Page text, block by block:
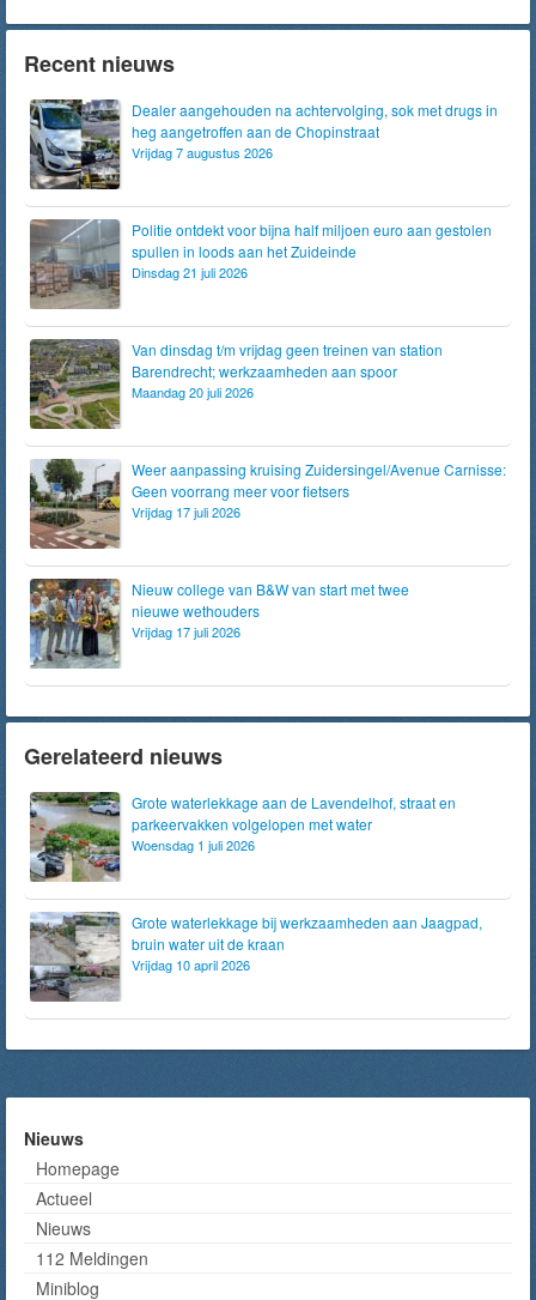
Recent nieuws
Dealer aangehouden na achtervolging, sok met drugs in
heg aangetroffen aan de Chopinstraat
Vrijdag 7 augustus 2026
Politie ontdekt voor bijna half miljoen euro aan gestolen
spullen in loods aan het Zuideinde
Dinsdag 21 juli 2026
Van dinsdag t/m vrijdag geen treinen van station
Barendrecht; werkzaamheden aan spoor
Maandag 20 juli 2026
Weer aanpassing kruising Zuidersingel/Avenue Carnisse:
Geen voorrang meer voor fietsers
Vrijdag 17 juli 2026
Nieuw college van B&W van start met twee
nieuwe wethouders
Vrijdag 17 juli 2026
Gerelateerd nieuws
Grote waterlekkage aan de Lavendelhof, straat en
parkeervakken volgelopen met water
Woensdag 1 juli 2026
Grote waterlekkage bij werkzaamheden aan Jaagpad,
bruin water uit de kraan
Vrijdag 10 april 2026
Nieuws
Homepage
Actueel
Nieuws
112 Meldingen
Miniblog